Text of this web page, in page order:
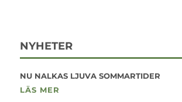
NYHETER
NU NALKAS LJUVA SOMMARTIDER
LÄS MER